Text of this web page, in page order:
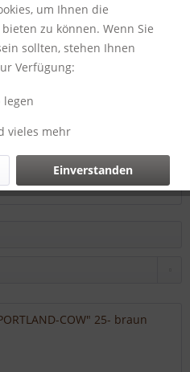
COW" 25- braun
411-25
um Ihnen die
zu können. Wenn Sie
sollten, stehen Ihnen
Verfügung:
legen
vieles mehr
Einverstanden